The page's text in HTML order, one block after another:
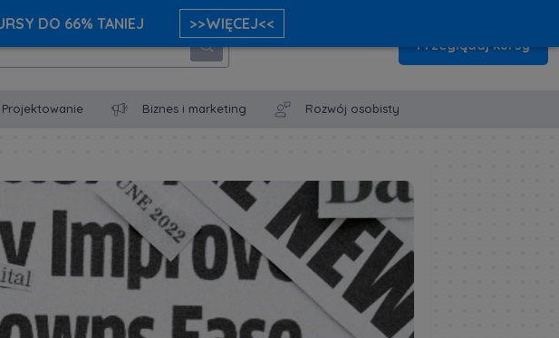
Przeglądaj kursy
Projektowanie Biznes i marketing Rozwój osobisty
DO 66% TANIEJ >>WIĘCEJ<<